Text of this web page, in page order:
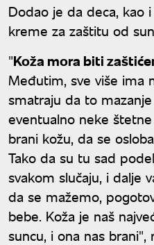
Dodao je da deca, kao
kreme za zaštitu od
"Koža mora biti
Međutim, sve više ima
smatraju da to
eventualno neke
brani kožu, da se
Tako da su tu sad
svakom slučaju, i dalje
da se mažemo,
bebe. Koža je naš
suncu, i ona nas brani",